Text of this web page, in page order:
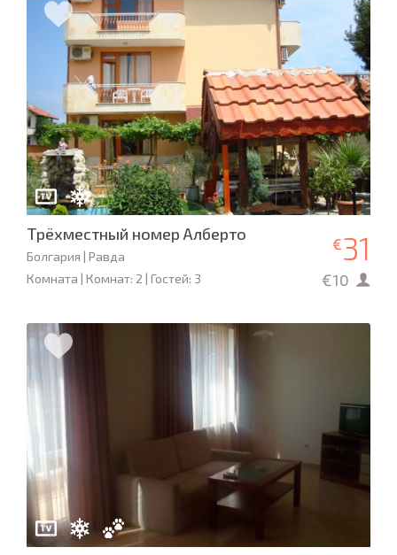
Трёхместный номер Алберто
Болгария | Равда
Комната | Комнат: 2 | Гостей: 3
€31
€10